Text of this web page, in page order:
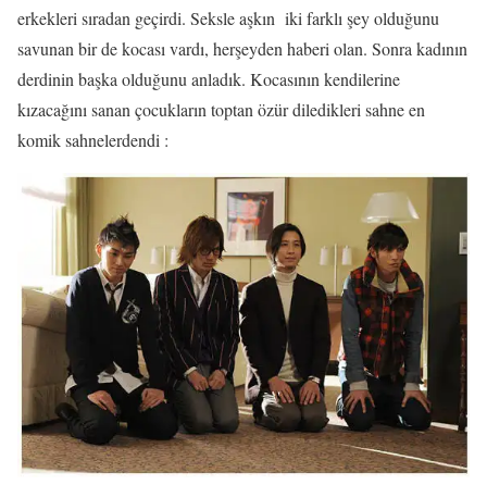
erkekleri sıradan geçirdi. Seksle aşkın iki farklı şey olduğunu
savunan bir de kocası vardı, herşeyden haberi olan. Sonra kadının
derdinin başka olduğunu anladık. Kocasının kendilerine
kızacağını sanan çocukların toptan özür diledikleri sahne en
komik sahnelerdendi :